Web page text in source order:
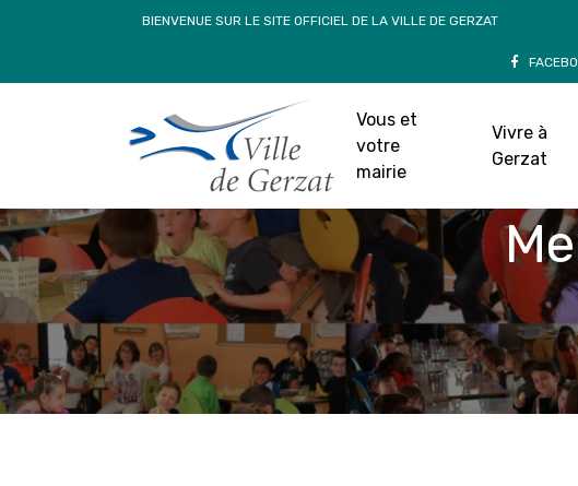
BIENVENUE SUR LE SITE OFFICIEL DE LA VILLE DE GERZAT
Vous et
votre
mairie
Vivre à
Gerzat